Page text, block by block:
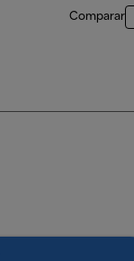
Comparar